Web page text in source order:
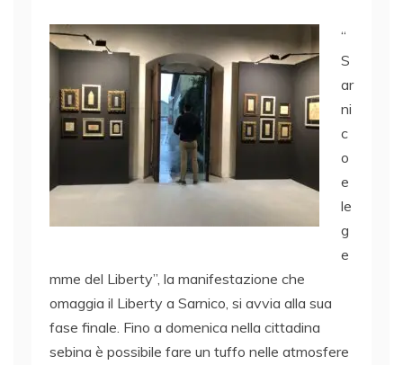
“
S
ar
ni
c
o
e
le
g
e
mme del Liberty”, la manifestazione che
omaggia il Liberty a Sarnico, si avvia alla sua
fase finale. Fino a domenica nella cittadina
sebina è possibile fare un tuffo nelle atmosfere